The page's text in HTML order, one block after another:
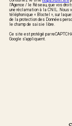
l'Agence / le Réseau, que vos
une réclamation à la CNIL. Nous
téléphonique « Bloctel », sur
de la protection des Données
le champ de saisie libre.
Ce site est protégé par
Google s'appliquent.